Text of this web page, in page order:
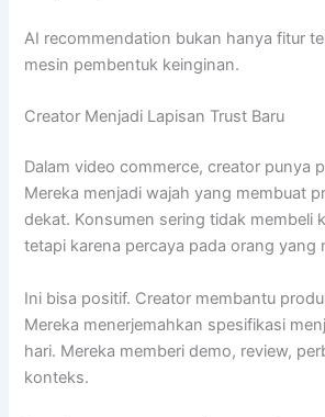
AI recommendation bukan hanya fitur
mesin pembentuk keinginan.
Creator Menjadi Lapisan Trust Baru
Dalam video commerce, creator punya
Mereka menjadi wajah yang membuat
dekat. Konsumen sering tidak membeli
tetapi karena percaya pada orang yang
Ini bisa positif. Creator membantu
Mereka menerjemahkan spesifikasi
hari. Mereka memberi demo, review,
konteks.